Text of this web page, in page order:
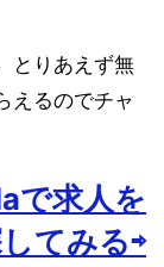
とりあえず無
えるのでチャ
で求人を
てみる⇨